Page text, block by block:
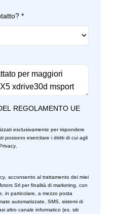
*
REGOLAMENTO UE
esclusivamente per rispondere
possono esercitare i diritti di cui agli
.
, acconsento al trattamento dei miei
Srl per finalità di marketing, con
in particolare, a mezzo posta
automatizzate, SMS, sistemi di
altro canale informatico (es. siti